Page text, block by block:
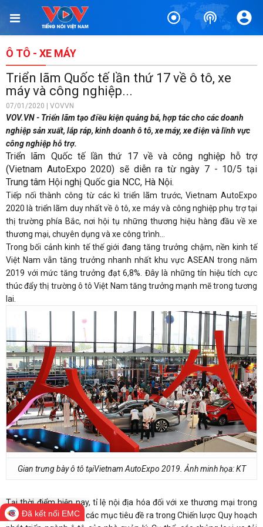
Ô TÔ - XE MÁY
Triển lãm Quốc tế lần thứ 17 về ô tô, xe
máy và công nghiệp...
07/01/2020 | VOVVN
VOV.VN - Triển lãm tạo điều kiện quảng bá, hợp tác cho các doanh
nghiệp sản xuất, lắp ráp, kinh doanh ô tô, xe máy, xe điện và lĩnh vực
công nghiệp hỗ trợ.
Triển lãm Quốc tế lần thứ 17 về và công nghiệp hỗ trợ
(Vietnam AutoExpo 2020) sẽ diễn ra từ ngày 7 - 10/5 tại
Trung tâm Hội nghị Quốc gia NCC, Hà Nội.
Tiếp nối thành công từ các kì triển lãm trước, Vietnam AutoExpo
2020 là triển lãm duy nhất về ô tô, xe máy và công nghiệp phụ trợ tại
thị trường phía Bắc, nơi hội tụ những thương hiệu hàng đầu về xe
thương mại, chuyên dụng và xe công trình…
Trong bối cảnh kinh tế thế giới đang tăng trưởng chậm, nền kinh tế
Việt Nam vẫn tăng trưởng nhanh nhất khu vực ASEAN trong năm
2019 với mức tăng trưởng đạt 6,8%. Đây là những tín hiệu tích cực
thúc đẩy thị trường ô tô Việt Nam tăng trưởng mạnh mẽ trong tương
lai.
Gian trưng bày ô tô tạiVietnam AutoExpo 2019. Ảnh minh họa: KT
Tại thời điểm hiện nay, tỉ lệ nội địa hóa đối với xe thương mại trong
nước cơ bản đáp ứng các mục tiêu đề ra trong Chiến lược Quy hoạch
Đã kết nối EMC